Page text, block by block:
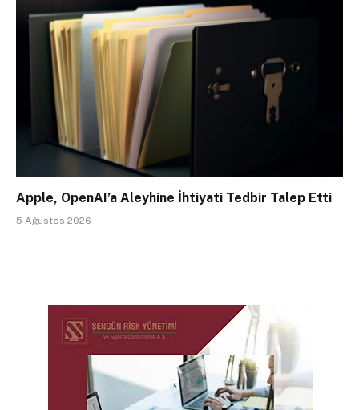
Apple, OpenAI’a Aleyhine İhtiyati Tedbir Talep Etti
5 Ağustos 2026